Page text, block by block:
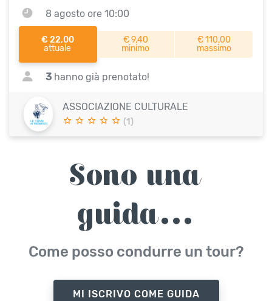
8 agosto ore 10:00
€ 22,00
attuale
€ 9,40
minimo
€ 110,00
massimo
3 hanno già prenotato!
ASSOCIAZIONE CULTURALE
(1)
Sono una
guida...
Come posso condurre un tour?
MI ISCRIVO COME GUIDA